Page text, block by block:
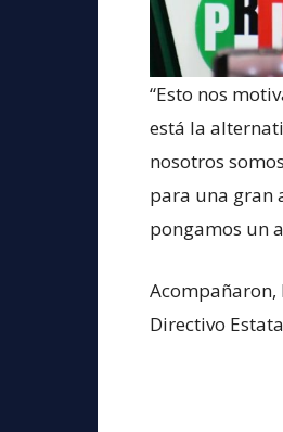
“Esto nos
está la
nosotros
para una gran
pongamos un
Acompañaron,
Directivo